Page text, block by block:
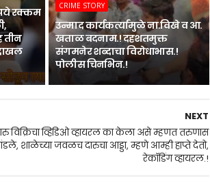
रक्कम
तीन
CRIME STORY
उन्माद कार्यकर्त्यांमुळे ना.विखे व आ.
खताळ बदनाम.! दहशतमुक्त
संगमनेर शब्दाचा विरोधाभास.!
पोलीस चिनभिन.!
NEXT
विक्रिचा व्हिडिओ व्हायरल का केला असे म्हणत तरुणास
शाळेच्या जवळच दारुचा आड्डा, म्हणे आम्ही हाप्ते देतो,
रेकॉडिंग व्हायरल.!